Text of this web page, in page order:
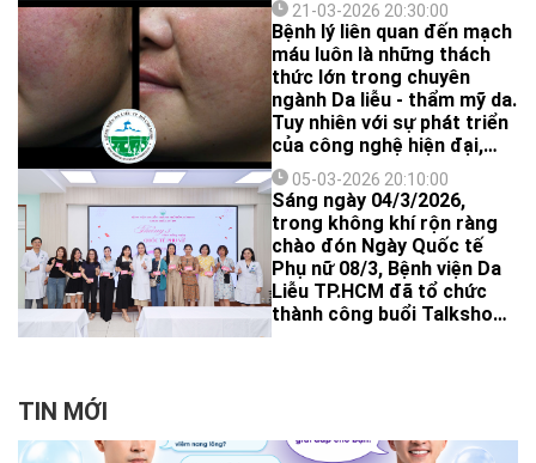
21-03-2026 20:30:00
Bệnh lý liên quan đến mạch
máu luôn là những thách
thức lớn trong chuyên
ngành Da liễu - thẩm mỹ da.
Tuy nhiên với sự phát triển
của công nghệ hiện đại,
đặc biệt là sự ra đời của
các loại laser mạch máu,
nhiều ca bệnh khó đã được
điều trị và cải thiện một
cách ngoạn mục tại Bệnh
viện Da liễu TPHCM. Laser
mạch máu giúp giải quyết
các thương tổn mạch máu
05-03-2026 20:10:00
Sáng ngày 04/3/2026,
trong không khí rộn ràng
chào đón Ngày Quốc tế
Phụ nữ 08/3, Bệnh viện Da
Liễu TP.HCM đã tổ chức
thành công buổi Talkshow
TIN MỚI